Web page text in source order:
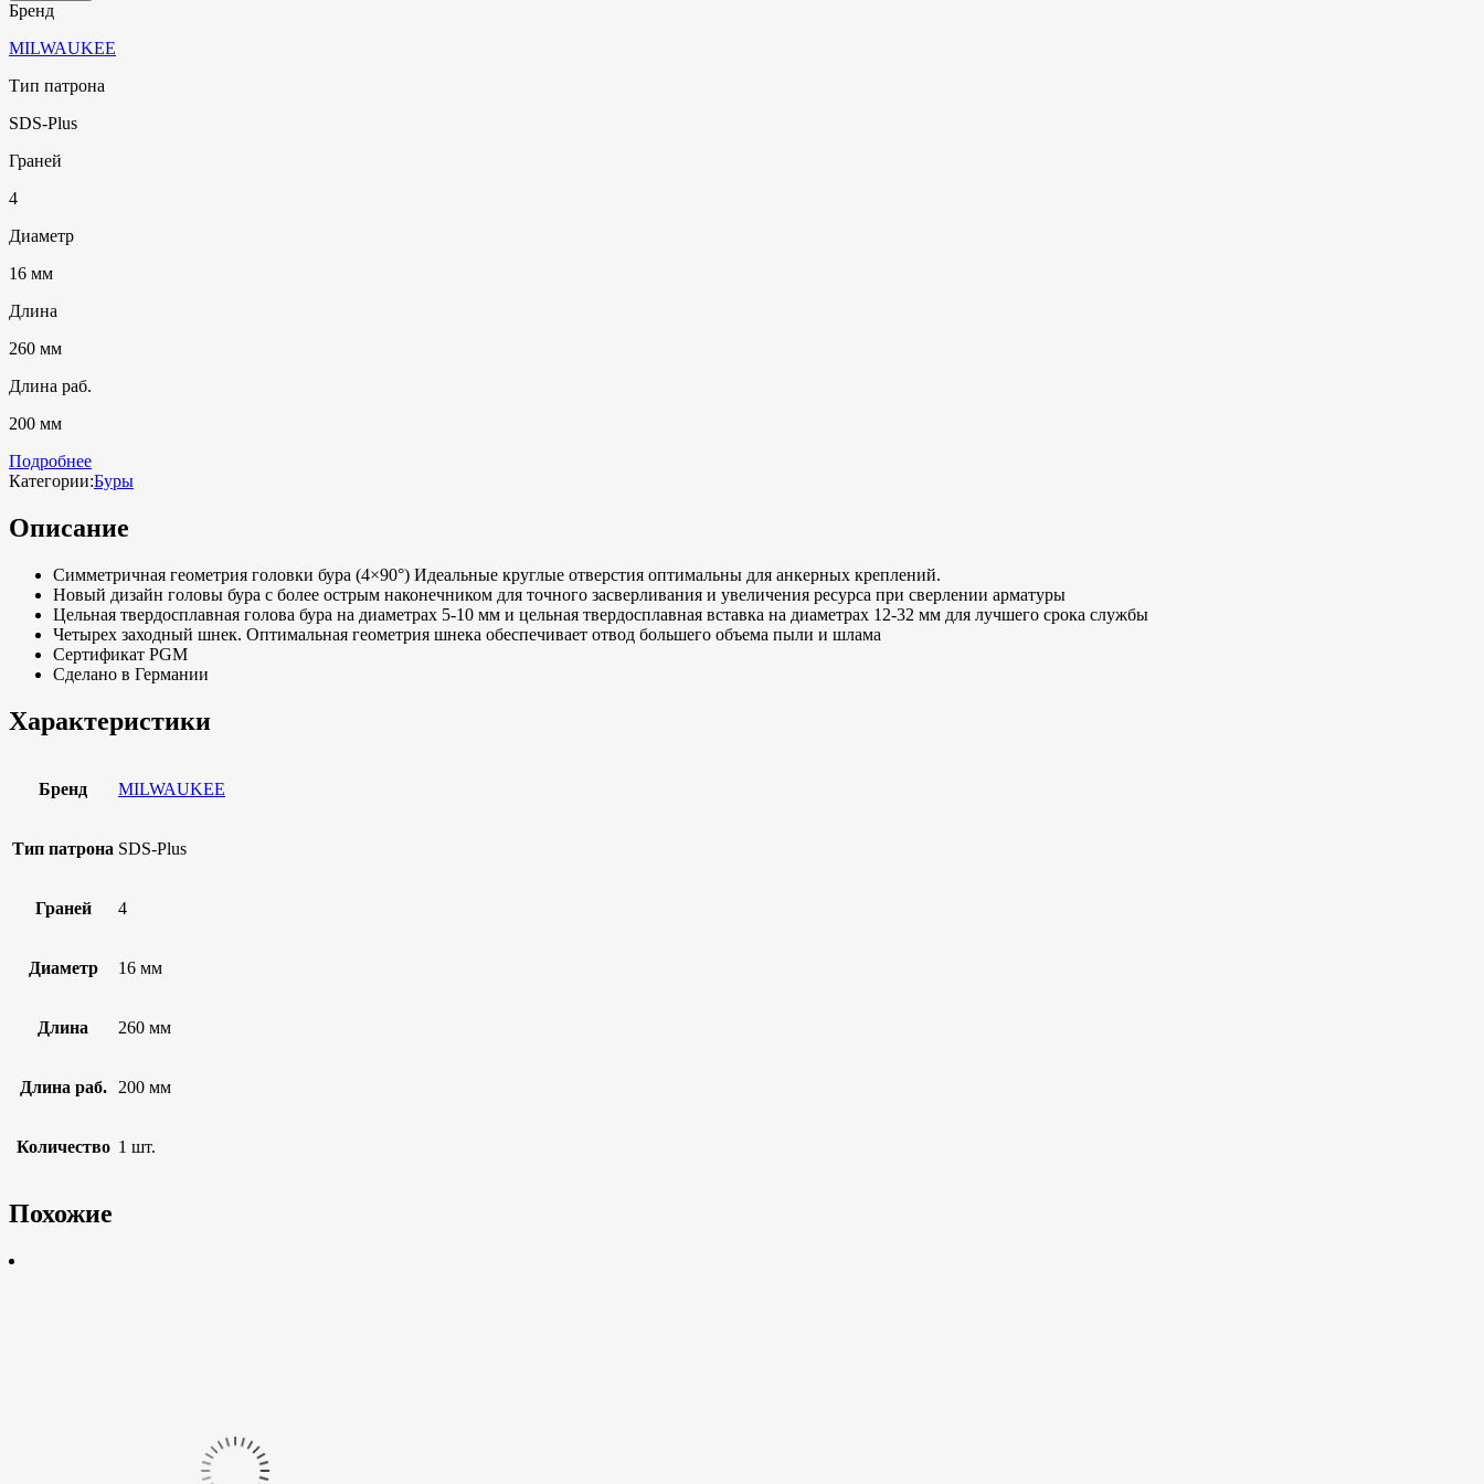
Бренд
MILWAUKEE
Тип патрона
SDS-Plus
Граней
4
Диаметр
16 мм
Длина
260 мм
Длина раб.
200 мм
Подробнее
Категории:Буры
Описание
Симметричная геометрия головки бура (4×90°) Идеальные круглые отверстия оптимальны для анкерных креплений.
Новый дизайн головы бура с более острым наконечником для точного засверливания и увеличения ресурса при сверлении арматуры
Цельная твердосплавная голова бура на диаметрах 5-10 мм и цельная твердосплавная вставка на диаметрах 12-32 мм для лучшего срока службы
Четырех заходный шнек. Оптимальная геометрия шнека обеспечивает отвод большего объема пыли и шлама
Сертификат PGM
Сделано в Германии
Характеристики
Бренд MILWAUKEE
Тип патрона SDS-Plus
Граней 4
Диаметр 16 мм
Длина 260 мм
Длина раб. 200 мм
Количество 1 шт.
Похожие